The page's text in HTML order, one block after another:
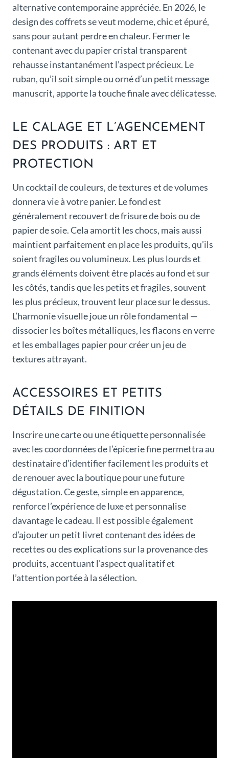
alternative contemporaine appréciée. En 2026, le
design des coffrets se veut moderne, chic et épuré,
sans pour autant perdre en chaleur. Fermer le
contenant avec du papier cristal transparent
rehausse instantanément l’aspect précieux. Le
ruban, qu’il soit simple ou orné d’un petit message
manuscrit, apporte la touche finale avec délicatesse.
LE CALAGE ET L’AGENCEMENT
DES PRODUITS : ART ET
PROTECTION
Un cocktail de couleurs, de textures et de volumes
donnera vie à votre panier. Le fond est
généralement recouvert de frisure de bois ou de
papier de soie. Cela amortit les chocs, mais aussi
maintient parfaitement en place les produits, qu’ils
soient fragiles ou volumineux. Les plus lourds et
grands éléments doivent être placés au fond et sur
les côtés, tandis que les petits et fragiles, souvent
les plus précieux, trouvent leur place sur le dessus.
L’harmonie visuelle joue un rôle fondamental —
dissocier les boîtes métalliques, les flacons en verre
et les emballages papier pour créer un jeu de
textures attrayant.
ACCESSOIRES ET PETITS
DÉTAILS DE FINITION
Inscrire une carte ou une étiquette personnalisée
avec les coordonnées de l’épicerie fine permettra au
destinataire d’identifier facilement les produits et
de renouer avec la boutique pour une future
dégustation. Ce geste, simple en apparence,
renforce l’expérience de luxe et personnalise
davantage le cadeau. Il est possible également
d’ajouter un petit livret contenant des idées de
recettes ou des explications sur la provenance des
produits, accentuant l’aspect qualitatif et
l’attention portée à la sélection.